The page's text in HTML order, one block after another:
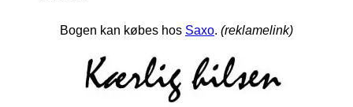
Bogen kan købes hos Saxo. (reklamelink)